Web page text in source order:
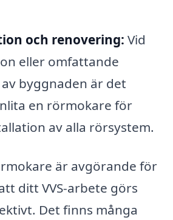
och renovering: Vid
eller omfattande
byggnaden är det
en rörmokare för
av alla rörsystem.
är avgörande för
ditt VVS-arbete görs
Det finns många